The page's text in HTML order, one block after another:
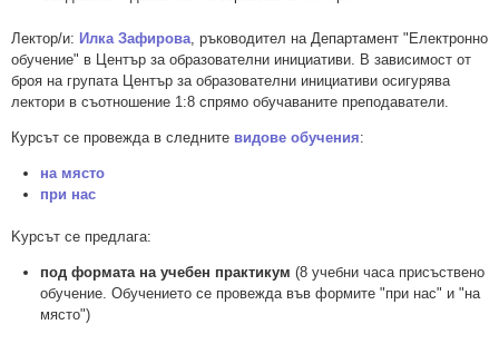
Лектор/и: Илка Зафирова , ръководител на Департамент "Електронно
обучение" в Център за образователни инициативи. В зависимост от
броя на групата Център за образователни инициативи осигурява
лектори в съотношение 1:8 спрямо обучаваните преподаватели.
Курсът се провежда в следните видове обучения:
на място
при нас
Kурсът се предлага:
под формата на учебен практикум (8 учебни часа присъствено
обучение. Обучението се провежда във формите "при нас" и "на
място")